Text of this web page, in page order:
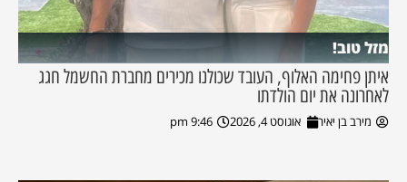
מזל טוב!
איתן פחימה האלוף, העובד שכולנו מכירים מחברת החשמל חגג
לאחרונה את יום הולדתו
מירב בן יאיר אוגוסט 4, 2026 9:46 pm